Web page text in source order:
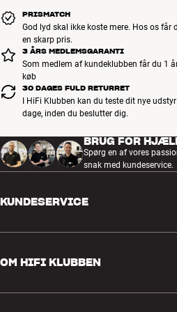
Mere fra AudioQuest
PRISMATCH
God lyd skal ikke koste mere. Hos os får
en skarp pris.
3 ÅRS MEDLEMSGARANTI
Som medlem af kundeklubben får du 1
køb
30 DAGES FULD RETURRET
I HiFi Klubben kan du teste dit nye
dage, inden du beslutter dig.
BRUG FOR
Spørg en af vores
snak med kundeservice.
KUNDESERVICE
Retur og reklamation
OM HIFI KLUBBEN